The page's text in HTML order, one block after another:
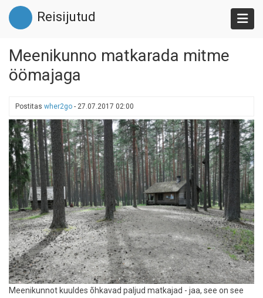
Liigu
edasi
põhisisu
Reisijutud
Meenikunno matkarada mitme
öömajaga
Postitas wher2go - 27.07.2017 02:00
Meenikunnot kuuldes õhkavad paljud matkajad - jaa, see on see